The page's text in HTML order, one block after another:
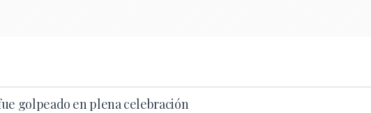
golpeado en plena celebración